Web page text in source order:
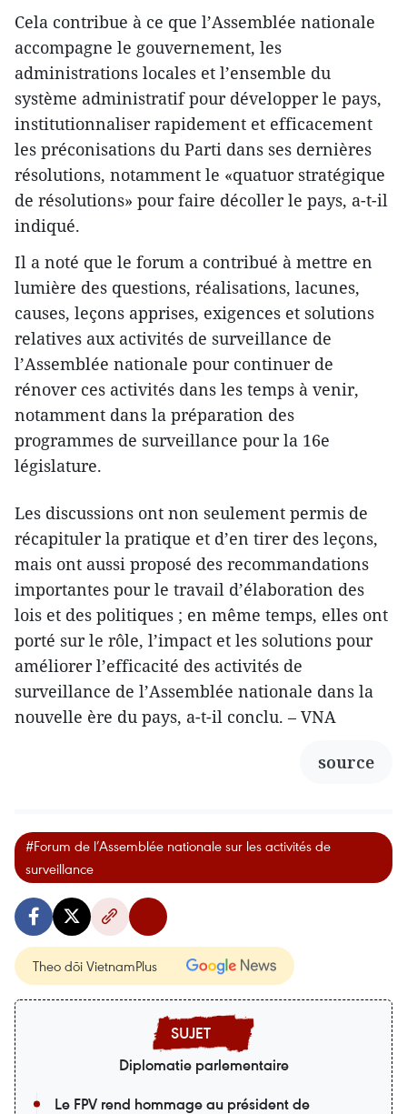
Cela contribue à ce que l’Assemblée nationale
accompagne le gouvernement, les
administrations locales et l’ensemble du
système administratif pour développer le pays,
institutionnaliser rapidement et efficacement
les préconisations du Parti dans ses dernières
résolutions, notamment le «quatuor stratégique
de résolutions» pour faire décoller le pays, a-t-il
indiqué.
Il a noté que le forum a contribué à mettre en
lumière des questions, réalisations, lacunes,
causes, leçons apprises, exigences et solutions
relatives aux activités de surveillance de
l’Assemblée nationale pour continuer de
rénover ces activités dans les temps à venir,
notamment dans la préparation des
programmes de surveillance pour la 16e
législature.
Les discussions ont non seulement permis de
récapituler la pratique et d’en tirer des leçons,
mais ont aussi proposé des recommandations
importantes pour le travail d’élaboration des
lois et des politiques ; en même temps, elles ont
porté sur le rôle, l’impact et les solutions pour
améliorer l’efficacité des activités de
surveillance de l’Assemblée nationale dans la
nouvelle ère du pays, a-t-il conclu. – VNA
source
#Forum de l’Assemblée nationale sur les activités de
surveillance
Theo dõi VietnamPlus
Diplomatie parlementaire
Le FPV rend hommage au président de